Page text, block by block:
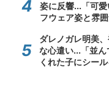
姿に反響...「可
フウェア姿と雰
ダレノガレ明美
な心遣い...「並
くれた子にシール